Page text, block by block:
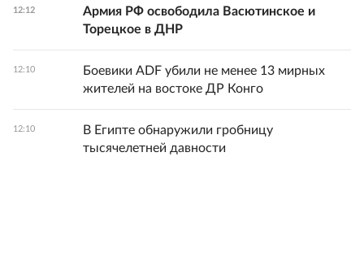
12:12
Армия РФ освободила Васютинское и
Торецкое в ДНР
12:10
Боевики ADF убили не менее 13 мирных
жителей на востоке ДР Конго
12:10
В Египте обнаружили гробницу
тысячелетней давности